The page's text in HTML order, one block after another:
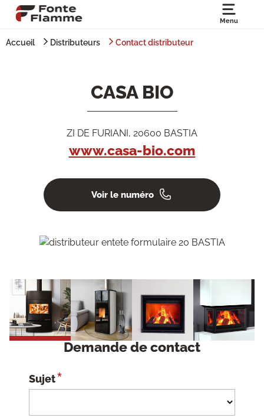
Menu
Accueil Distributeurs Contact distributeur
CASA BIO
ZI DE FURIANI, 20600 BASTIA
www.casa-bio.com
Voir le numéro
Demande de contact
Sujet*